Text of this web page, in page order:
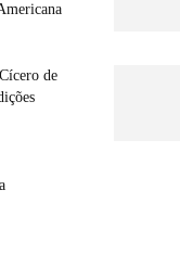
de